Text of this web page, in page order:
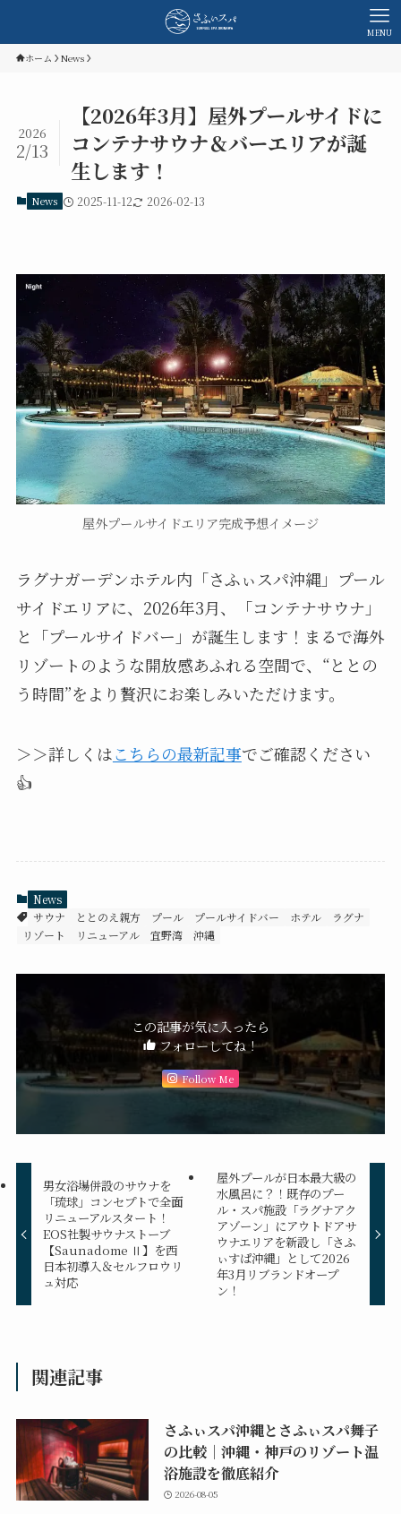
MENU
ホーム News
【2026年3月】屋外プールサイドに
コンテナサウナ＆バーエリアが誕
生します！
2026
2/13
News 2025-11-12 2026-02-13
屋外プールサイドエリア完成予想イメージ
ラグナガーデンホテル内「さふぃスパ沖縄」プール
サイドエリアに、2026年3月、「コンテナサウナ」
と「プールサイドバー」が誕生します！まるで海外
リゾートのような開放感あふれる空間で、“ととの
う時間”をより贅沢にお楽しみいただけます。
＞＞詳しくはこちらの最新記事でご確認ください
👍
News
サウナ
ととのえ親方 プール プールサイドバー ホテル
ラグナ
リゾート
リニューアル 宜野湾 沖縄
この記事が気に入ったら
フォローしてね！
Follow Me
男女浴場併設のサウナを
「琉球」コンセプトで全面
リニューアルスタート！
EOS社製サウナストーブ
【Saunadome Ⅱ】を西
日本初導入＆セルフロウリ
ュ対応
屋外プールが日本最大級の
水風呂に？！既存のプー
ル・スパ施設「ラグナアク
アゾーン」にアウトドアサ
ウナエリアを新設し「さふ
ぃすぱ沖縄」として2026
年3月リブランドオープ
ン！
関連記事
さふぃスパ沖縄とさふぃスパ舞子
の比較｜沖縄・神戸のリゾート温
浴施設を徹底紹介
2026-08-05